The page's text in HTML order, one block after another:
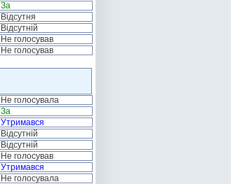
За
Відсутня
Відсутній
Не голосував
Не голосував
Не голосувала
За
Утримався
Відсутній
Відсутній
Не голосував
Утримався
Не голосувала